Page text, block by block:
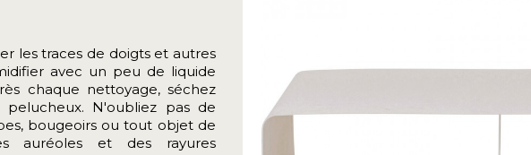
les traces de doigts et autres
avec un peu de liquide
chaque nettoyage, séchez
N'oubliez pas de
bougeoirs ou tout objet de
auréoles et des rayures